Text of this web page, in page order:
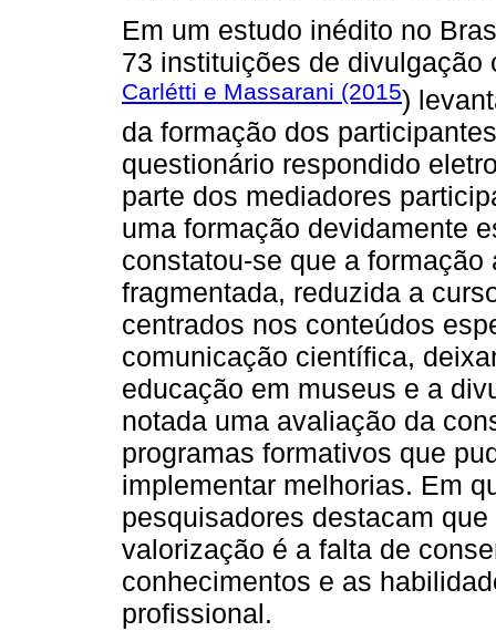
Em um estudo inédito no
73 instituições de
Carlétti e Massarani (2015)
da formação dos
questionário respondido
parte dos mediadores
uma formação devidamente
constatou-se que a
fragmentada, reduzida a
centrados nos conteúdos
comunicação científica,
educação em museus e a
notada uma avaliação da
programas formativos que
implementar melhorias. Em
pesquisadores destacam
valorização é a falta de
conhecimentos e as
profissional.